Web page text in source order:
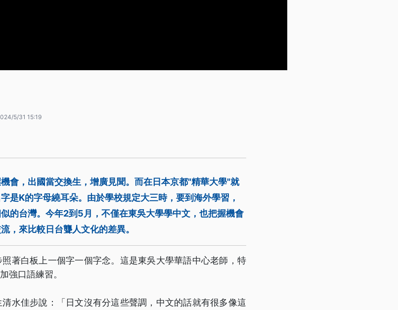
5/31 15:19
會，出國當交換生，增廣見聞。而在日本京都"精華大學"就
是K的字母繞耳朵。由於學校規定大三時，要到海外學習，
的台灣。今年2到5月，不僅在東吳大學學中文，也把握機會
，來比較日台聾人文化的差異。
照著白板上一個字一個字念。這是東吳大學華語中心老師，特
強口語練習。
水佳步說：「日文沒有分這些聲調，中文的話就有很多像這